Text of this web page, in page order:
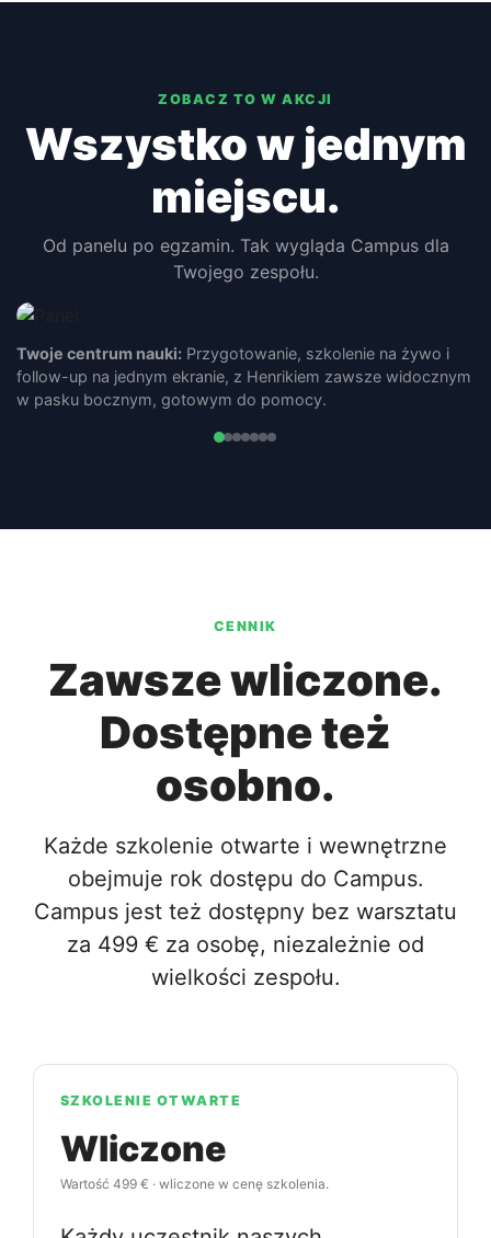
ZOBACZ TO W AKCJI
Wszystko w jednym
miejscu.
Od panelu po egzamin. Tak wygląda Campus dla
Twojego zespołu.
Henrik prowadzi każdą osobę indywidualnie:Zanim
rozpocznie się szkolenie, Henrik przeprowadza krótką
samoocenę, dzięki czemu trener dokładnie wie, na jakim
Zawsze wliczone.
Dostępne też
osobno.
Każde szkolenie otwarte i wewnętrzne
obejmuje rok dostępu do Campus.
Campus jest też dostępny bez warsztatu
za 499 € za osobę, niezależnie od
Wliczone